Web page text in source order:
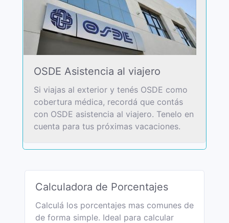
OSDE Asistencia al viajero
Si viajas al exterior y tenés OSDE como
cobertura médica, recordá que contás
con OSDE asistencia al viajero. Tenelo en
cuenta para tus próximas vacaciones.
Calculadora de Porcentajes
Calculá los porcentajes mas comunes de
de forma simple. Ideal para calcular